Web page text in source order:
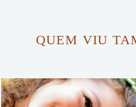
QUEM VIU